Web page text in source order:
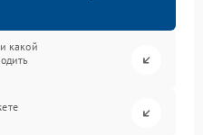
какой